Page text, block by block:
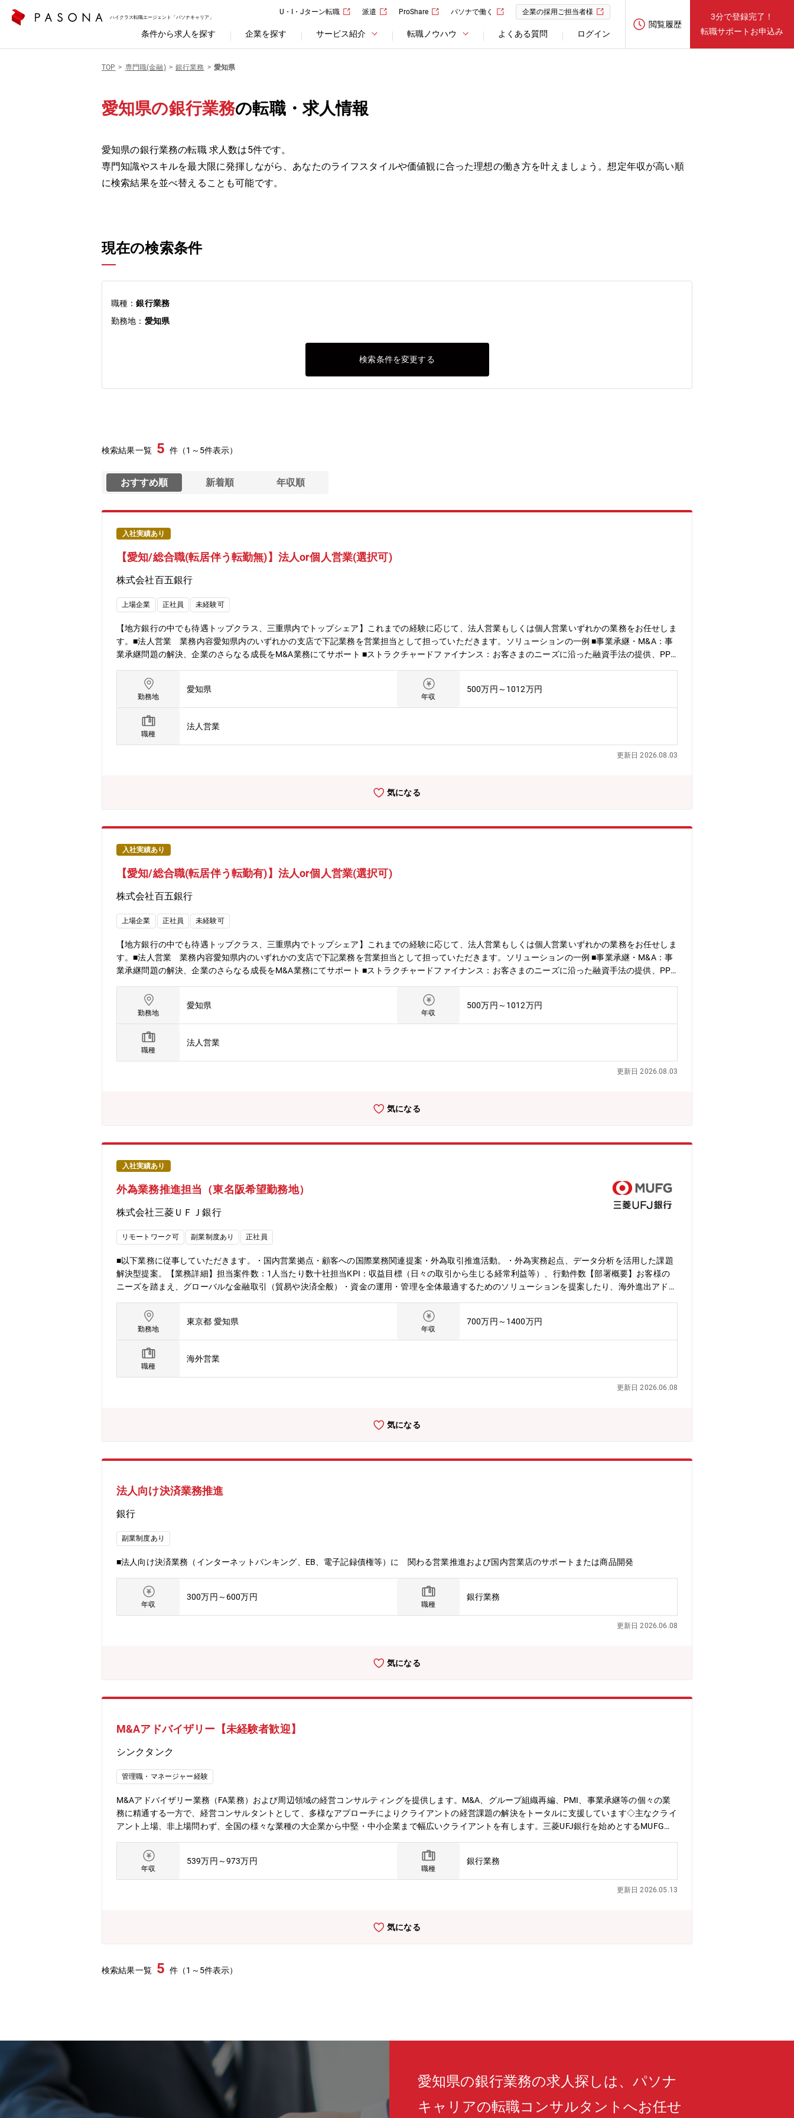
ハイクラス転職エージェント「パソナキャリア」
U・I・Jターン転職 派遣 ProShare パソナで働く 企業の採用ご担当者様
条件から求人を探す 企業を探す サービス紹介 転職ノウハウ よくある質問 ログイン
閲覧履歴
3分で登録完了！
転職サポートお申込み
TOP 専門職(金融) 銀行業務 愛知県
愛知県の銀行業務の転職・求人情報
愛知県の銀行業務の転職 求人数は5件です。
専門知識やスキルを最大限に発揮しながら、あなたのライフスタイルや価値観に合った理想の働き方を叶えましょう。想定年収が高い順
に検索結果を並べ替えることも可能です。
現在の検索条件
職種：銀行業務
勤務地： 愛知県
検索条件を変更する
検索結果一覧 5 件（1～5件表示）
おすすめ順 新着順 年収順
入社実績あり
【愛知/総合職(転居伴う転勤無)】法人or個人営業(選択可)
株式会社百五銀行
上場企業 正社員 未経験可
【地方銀行の中でも待遇トップクラス、三重県内でトップシェア】これまでの経験に応じて、法人営業もしくは個人営業いずれかの業務をお任せしま
す。■法人営業 業務内容愛知県内のいずれかの支店で下記業務を営業担当として担っていただきます。ソリューションの一例 ■事業承継・M&A：事
業承継問題の解決、企業のさらなる成長をM&A業務にてサポート ■ストラクチャードファイナンス：お客さまのニーズに沿った融資手法の提供、PPP
ジタル化に向け業務効率化や営業力強化を支援■個人営業 業務内容投資信託や国債、外貨預金、保険商品、定期預金など、さまざまな金融商品を組
み合わせてお客様に最適な資産運用プランをご提案頂きます。 顧客紹介やお電話による反響営業まで顧客獲得手法は様々です。もしくは、住宅にお
ける様々なニーズに対して、百五銀行の提供する住宅ローンを通してお客さまの支援を行っていただきます。その後ライフプランについてもパートナ
ーとしてサポートいただきます。■同行の魅力・145年以上の歴史の中で、現在では預金・貸出金ともに、三重県でトップシェアを誇り、県内の多く
の市町村から指定金融機関を受託するなど県内において圧倒的な存在感を持つリーディングバンクです。・強みは良き伝統として受け継がれる「堅実
経営」と、最先端の銀行業務を切り拓く「フロンティアバンキング」の実践です。ネットバンクをいち早く導入するなど変化を持って事業運営してお
勤務地
愛知県
年収
500万円～1012万円
職種
法人営業
更新日 2026.08.03
気になる
入社実績あり
【愛知/総合職(転居伴う転勤有)】法人or個人営業(選択可)
株式会社百五銀行
上場企業 正社員 未経験可
【地方銀行の中でも待遇トップクラス、三重県内でトップシェア】これまでの経験に応じて、法人営業もしくは個人営業いずれかの業務をお任せしま
す。■法人営業 業務内容愛知県内のいずれかの支店で下記業務を営業担当として担っていただきます。ソリューションの一例 ■事業承継・M&A：事
業承継問題の解決、企業のさらなる成長をM&A業務にてサポート ■ストラクチャードファイナンス：お客さまのニーズに沿った融資手法の提供、PPP
ジタル化に向け業務効率化や営業力強化を支援■個人営業 業務内容投資信託や国債、外貨預金、保険商品、定期預金など、さまざまな金融商品を組
み合わせてお客様に最適な資産運用プランをご提案頂きます。 顧客紹介やお電話による反響営業まで顧客獲得手法は様々です。もしくは、住宅にお
ける様々なニーズに対して、百五銀行の提供する住宅ローンを通してお客さまの支援を行っていただきます。その後ライフプランについてもパートナ
ーとしてサポートいただきます。■同行の魅力・145年以上の歴史の中で、現在では預金・貸出金ともに、三重県でトップシェアを誇り、県内の多く
の市町村から指定金融機関を受託するなど県内において圧倒的な存在感を持つリーディングバンクです。・強みは良き伝統として受け継がれる「堅実
経営」と、最先端の銀行業務を切り拓く「フロンティアバンキング」の実践です。ネットバンクをいち早く導入するなど変化を持って事業運営してお
勤務地
愛知県
年収
500万円～1012万円
職種
法人営業
更新日 2026.08.03
気になる
入社実績あり
外為業務推進担当（東名阪希望勤務地）
株式会社三菱ＵＦＪ銀行
リモートワーク可 副業制度あり 正社員
■以下業務に従事していただきます。・国内営業拠点・顧客への国際業務関連提案・外為取引推進活動。・外為実務起点、データ分析を活用した課題
解決型提案。【業務詳細】担当案件数：1人当たり数十社担当KPI：収益目標（日々の取引から生じる経常利益等）、行動件数【部署概要】お客様の
ニーズを踏まえ、グローバルな金融取引（貿易や決済全般）・資金の運用・管理を全体最適するためのソリューションを提案したり、海外進出アドバ
キング部 東名阪で約400名ーグローバル営業推進グループの外為アドバイザー担当は東名阪で64名（東京40名、名古屋10名、大阪14名）※中途入
行者もご活躍しております。【業務の魅力】■お客様の課題に向き合い、一緒に考えながら最適なソリューションを提供することを心掛けています。
こちらからの提案がお客様に評価され、「●さんに相談して良かった！」や、「やっぱり外為は御行ですね！」と言って頂いた時にやりがいを実感で
きます。
勤務地
東京都 愛知県
年収
700万円～1400万円
職種
海外営業
更新日 2026.06.08
気になる
法人向け決済業務推進
銀行
副業制度あり
■法人向け決済業務（インターネットバンキング、EB、電子記録債権等）に 関わる営業推進および国内営業店のサポートまたは商品開発
年収
300万円～600万円
職種
銀行業務
更新日 2026.06.08
気になる
M&Aアドバイザリー【未経験者歓迎】
シンクタンク
管理職・マネージャー経験
M&Aアドバイザリー業務（FA業務）および周辺領域の経営コンサルティングを提供します。M&A、グループ組織再編、PMI、事業承継等の個々の業
務に精通する一方で、経営コンサルタントとして、多様なアプローチによりクライアントの経営課題の解決をトータルに支援しています◇主なクライ
アント上場、非上場問わず、全国の様々な業種の大企業から中堅・中小企業まで幅広いクライアントを有します。三菱UFJ銀行を始めとするMUFGグ
指導の下、各種タスク（情報収集、各種分析、資料作成、関係者調整業務 等）を遂行する役割を担って頂きます (1) M&Aアドバイザリー業務：関係
者間調整、交渉支援、スキーム検討、企業・事業価値算定、DDの受入れ支援、ドキュメンテーション支援、クロージング対応支援等、M&Aに関する
業務全般 (2) グループ組織再編コンサルティング：持株会社体制移行や、合併・分割・株式交換等の組織再編スキームの立案と実行実務支援 (3)
グループ経営の仕組みづくり（ガバナンス・内部統制構築、経理業務等の業務改革、IPOに向けた社内体制整備、等） (4) 事業承継対策や株主構成
会の設置・運営などのPMI（ポストM&A）支援・中堅製造業 ： 持株会社・グループ組織再編を活用した事業承継対策・中堅上場企業 ： 持株会
年収
539万円～973万円
職種
銀行業務
更新日 2026.05.13
気になる
検索結果一覧 5 件（1～5件表示）
愛知県の銀行業務の求人探しは、パソナ
キャリアの転職コンサルタントへお任せ